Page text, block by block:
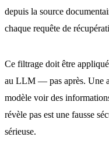
depuis la source
chaque requête de
Ce filtrage doit être appliqué
au LLM — pas après. Une
modèle voir des
révèle pas est une fausse
sérieuse.